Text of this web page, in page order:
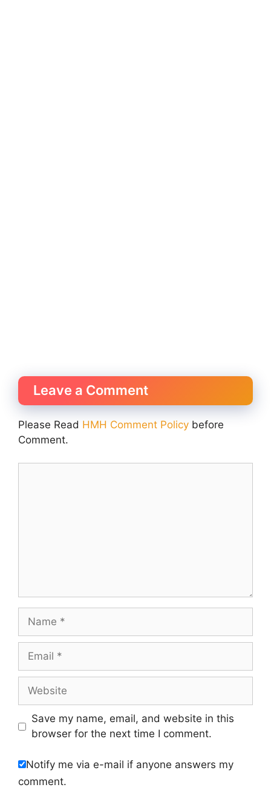
Leave a Comment
Please Read HMH Comment Policy before
Comment.
Name
Email
Website
Save my name, email, and website in this
browser for the next time I comment.
Notify me via e-mail if anyone answers my
comment.